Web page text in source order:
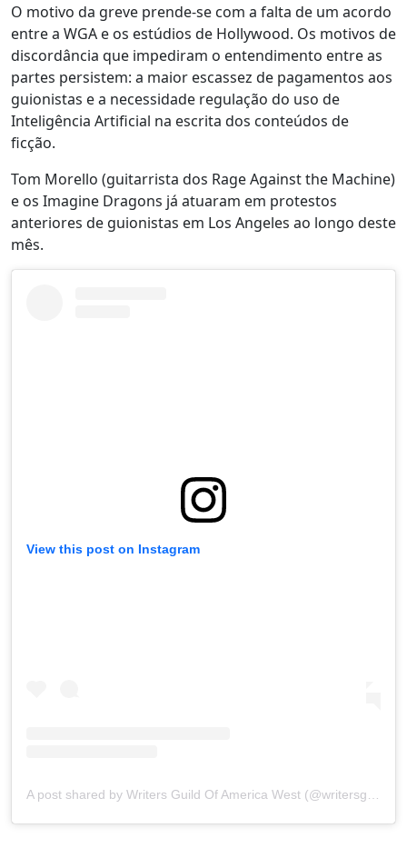
O motivo da greve prende-se com a falta de um acordo
entre a WGA e os estúdios de Hollywood. Os motivos de
discordância que impediram o entendimento entre as
partes persistem: a maior escassez de pagamentos aos
guionistas e a necessidade regulação do uso de
Inteligência Artificial na escrita dos conteúdos de
ficção.
Tom Morello (guitarrista dos Rage Against the Machine)
e os Imagine Dragons já atuaram em protestos
anteriores de guionistas em Los Angeles ao longo deste
mês.
View this post on Instagram
A post shared by Writers Guild Of America West (@writersguildwest)